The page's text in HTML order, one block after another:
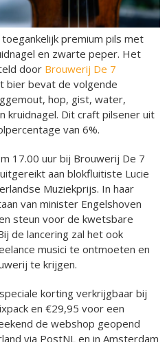
premium pils met
en zwarte peper. Het
door Brouwerij De 7
bier bevat de volgende
hop, gist, water,
kruidnagel. Dit craft pilsener uit
van 6%.
17.00 uur bij Brouwerij De 7
aan blokfluitiste Lucie
Muziekprijs. In haar
van minister Engelshoven
steun voor de kwetsbare
de lancering zal het ook
musici te ontmoeten en
te krijgen.
korting verkrijgbaar bij
en €29,95 voor een
de webshop geopend
via PostNL en in Amsterdam